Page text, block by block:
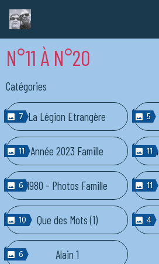
N°11 À N°20
Catégories
7 La Légion Etrangère 5
11 Année 2023 Famille 11
6 1980 - Photos Famille 11
10 Que des Mots (1) 4
6 Alain 1